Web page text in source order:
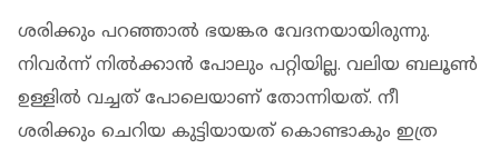
ശരിക്കും പറഞ്ഞാല്‍ ഭയങ്കര വേദനയായിരുന്നു.
നിവര്‍ന്ന് നില്‍ക്കാന്‍ പോലും പറ്റിയില്ല. വലിയ ബലൂണ്‍
ഉള്ളില്‍ വച്ചത് പോലെയാണ് തോന്നിയത്. നീ
ശരിക്കും ചെറിയ കുട്ടിയായത് കൊണ്ടാകും ഇത്ര